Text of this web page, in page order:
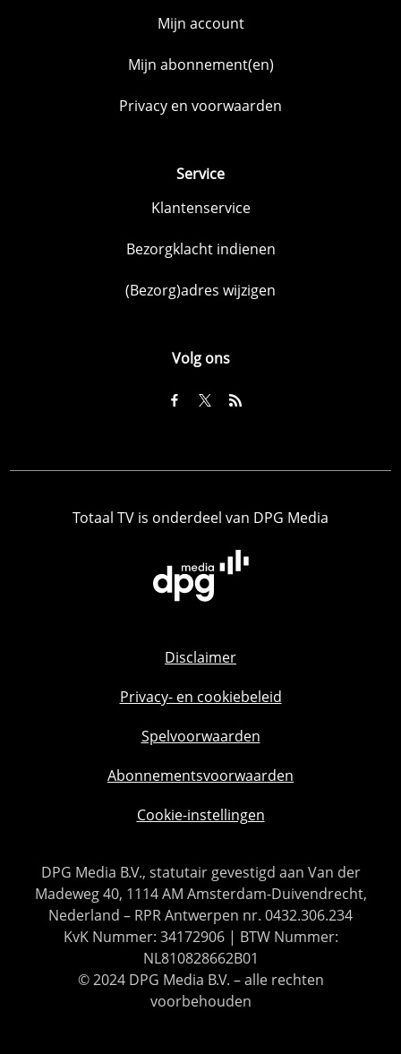
Mijn account
Mijn abonnement(en)
Privacy en voorwaarden
Service
Klantenservice
Bezorgklacht indienen
(Bezorg)adres wijzigen
Volg ons
Totaal TV is onderdeel van DPG Media
Disclaimer
Privacy- en cookiebeleid
Spelvoorwaarden
Abonnementsvoorwaarden
Cookie-instellingen
DPG Media B.V., statutair gevestigd aan Van der
Madeweg 40, 1114 AM Amsterdam-Duivendrecht,
Nederland – RPR Antwerpen nr. 0432.306.234
KvK Nummer: 34172906 | BTW Nummer:
NL810828662B01
© 2024 DPG Media B.V. – alle rechten
voorbehouden